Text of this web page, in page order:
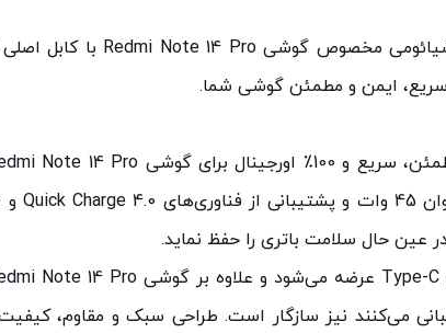
سریع، ایمن و مطمئن گوشی شما.
عین حال سلامت باتری را حفظ نماید.
وات پشتیبانی می‌کنند نیز سازگار است. طراحی سبک و